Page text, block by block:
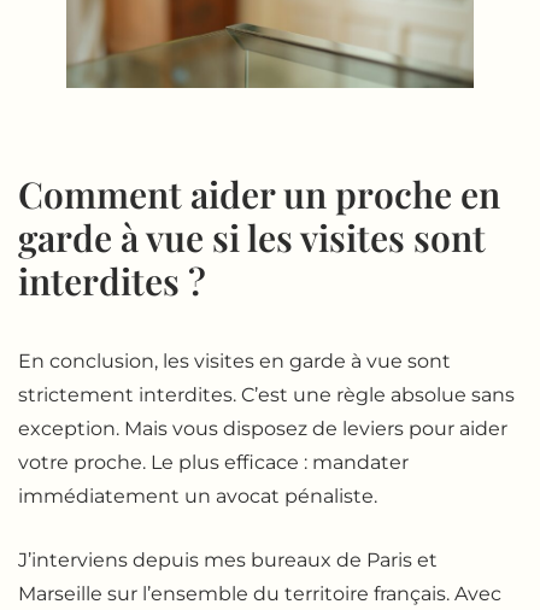
Comment aider un proche en
garde à vue si les visites sont
interdites ?
En conclusion, les visites en garde à vue sont
strictement interdites. C’est une règle absolue sans
exception. Mais vous disposez de leviers pour aider
votre proche. Le plus efficace : mandater
immédiatement un avocat pénaliste.
J’interviens depuis mes bureaux de Paris et
Marseille sur l’ensemble du territoire français. Avec